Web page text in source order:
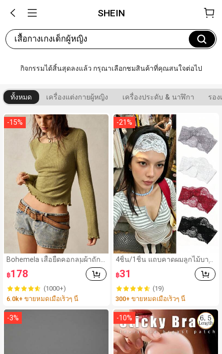
SHEIN
เสื้อกางเกงเด็กผู้หญิง
กิจกรรมได้สิ้นสุดลงแล้ว กรุณาเลือกชมสินค้าที่คุณสนใจต่อไป
ทั้งหมด เครื่องแต่งกายผู้หญิง เครื่องประดับ & นาฬิกา รอง
-15%
Bohemela เสื้อยืดคอกลมผ้าถัก
แขนยาว สีเรียบ ใช้งานทั่วไป สำ
หรับผู้หญิง
฿178
(1000+)
6.0k+ ขายหมดเมื่อเร็วๆ นี้
-3%
-21%
4ชิ้น/1ชิ้น แถบคาดผมลูกไม้บาง
กว้างยืดหยุ่นสำหรับผู้หญิง, แฟชั่น
อเนกประสงค์พรีเมียมหรูหราสไต
ล์มินิมอล ผ้าพันคอเล็กๆ ห่วงผม
อุปกรณ์เสริมผม, เหมาะสำหรับก
ารออกไปข้างนอกประจำวัน, ลำ
รพักผ่อน, การมัดผม, การจัดทรงผ
ม, การแต่งหน้า, การจับคู่ชุด, อุป
กรณ์เสริมประดับผม
฿31
(19)
300+ ขายหมดเมื่อเร็วๆ นี้
-10%